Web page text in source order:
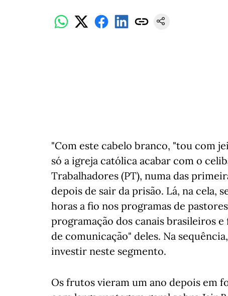
"Com este cabelo branco, "tou com
só a igreja católica acabar com o
Trabalhadores (PT), numa das
depois de sair da prisão. Lá, na cela,
horas a fio nos programas de
programação dos canais brasileiros
de comunicação" deles. Na
investir neste segmento.
Os frutos vieram um ano depois em